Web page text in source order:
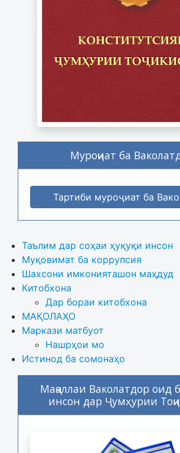
Муроҷиат ба
Тартиби муроҷиат ба
Таълим дар соҳаи ҳуқуқи инсон
Муқовимат ба коррупсия
Шахсони имконияташон маҳдуд
Китобхона
Дар бораи китобхона
МАҚОЛАҲО
Маркази матбуот
Нашрҳои мо
Истинод ба сомонаҳо
Маҷаллаи Ваколатдор оид
инсон дар Ҷумҳурии